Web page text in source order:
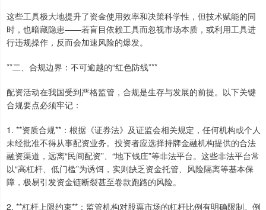
这些工具极大地提升了资金使用效率和决策科学性，但技术赋能的同
时，也暗藏隐患——若盲目依赖工具而忽视市场本质，或利用工具进
行违规操作，反而会加速风险的爆发。
**二、合规边界：不可逾越的“红色防线”**
配资活动在我国受到严格监管，合规是生存与发展的前提。以下关键
合规要点必须牢记：
1. **资质合规**：根据《证券法》及证监会相关规定，任何机构或个人
未经批准不得从事配资业务。投资者应选择持牌金融机构提供的合法
融资渠道，远离“民间配资”、“地下钱庄”等非法平台。这些非法平台常
以“高杠杆、低门槛”为诱饵，实则缺乏资金托管、风险隔离等基本保
障，极易引发资金链断裂甚至卷款跑路的风险。
2. **杠杆上限约束**：监管机构对股票市场的杠杆比例有明确限制。例